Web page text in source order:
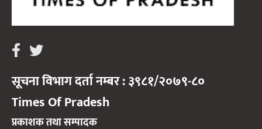
सूचना विभाग दर्ता नम्बर : ३९८१/२०७९-८०
Times Of Pradesh
प्रकाशक तथा सम्पादक